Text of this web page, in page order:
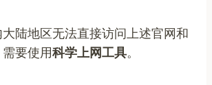
陆地区无法直接访问上述官网和
要使用科学上网工具。